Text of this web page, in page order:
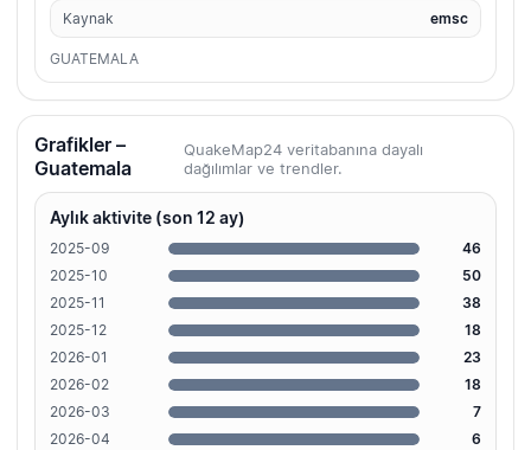
Kaynak emsc
GUATEMALA
Grafikler –
Guatemala
QuakeMap24 veritabanına dayalı
dağılımlar ve trendler.
Aylık aktivite (son 12 ay)
2025-09
46
2025-10
50
2025-11
38
2025-12
18
2026-01
23
2026-02
18
2026-03
7
2026-04
6